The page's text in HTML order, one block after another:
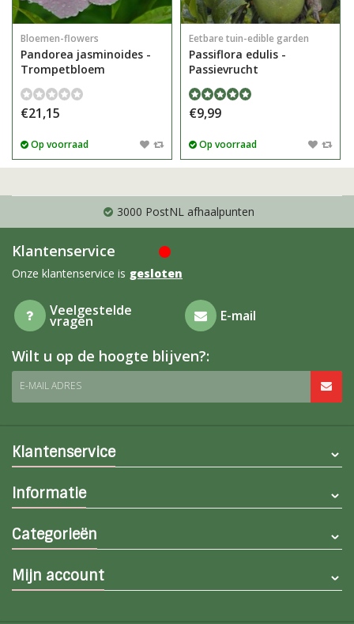
Bloemen-flowers
Pandorea jasminoides -
Trompetbloem
€21,15
Op voorraad
Eetbare tuin-edible garden
Passiflora edulis -
Passievrucht
€9,99
Op voorraad
3000 PostNL afhaalpunten
Klantenservice
Onze klantenservice is gesloten
Veelgestelde
vragen E-mail
Wilt u op de hoogte blijven?:
E-MAIL ADRES
Klantenservice
Informatie
Categorieën
Mijn account